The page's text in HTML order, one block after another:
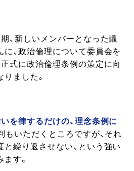
、新しいメンバーとなった議
、政治倫理について委員会を
式に政治倫理条例の策定に向
ました。
を律するだけの、理念条例に
もいただくところですが、それ
繰り返させない、という強い
す。